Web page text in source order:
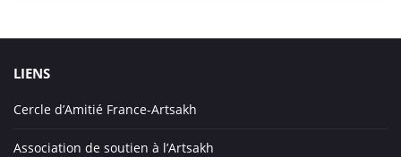
LIENS
Cercle d’Amitié France-Artsakh
Association de soutien à l’Artsakh